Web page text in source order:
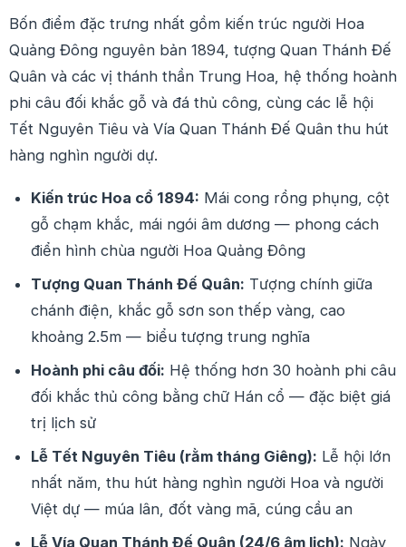
Bốn điểm đặc trưng nhất gồm kiến trúc người Hoa
Quảng Đông nguyên bản 1894, tượng Quan Thánh Đế
Quân và các vị thánh thần Trung Hoa, hệ thống hoành
phi câu đối khắc gỗ và đá thủ công, cùng các lễ hội
Tết Nguyên Tiêu và Vía Quan Thánh Đế Quân thu hút
hàng nghìn người dự.
Kiến trúc Hoa cổ 1894: Mái cong rồng phụng, cột
gỗ chạm khắc, mái ngói âm dương — phong cách
điển hình chùa người Hoa Quảng Đông
Tượng Quan Thánh Đế Quân: Tượng chính giữa
chánh điện, khắc gỗ sơn son thếp vàng, cao
khoảng 2.5m — biểu tượng trung nghĩa
Hoành phi câu đối: Hệ thống hơn 30 hoành phi câu
đối khắc thủ công bằng chữ Hán cổ — đặc biệt giá
trị lịch sử
Lễ Tết Nguyên Tiêu (rằm tháng Giêng): Lễ hội lớn
nhất năm, thu hút hàng nghìn người Hoa và người
Việt dự — múa lân, đốt vàng mã, cúng cầu an
Lễ Vía Quan Thánh Đế Quân (24/6 âm lịch): Ngày